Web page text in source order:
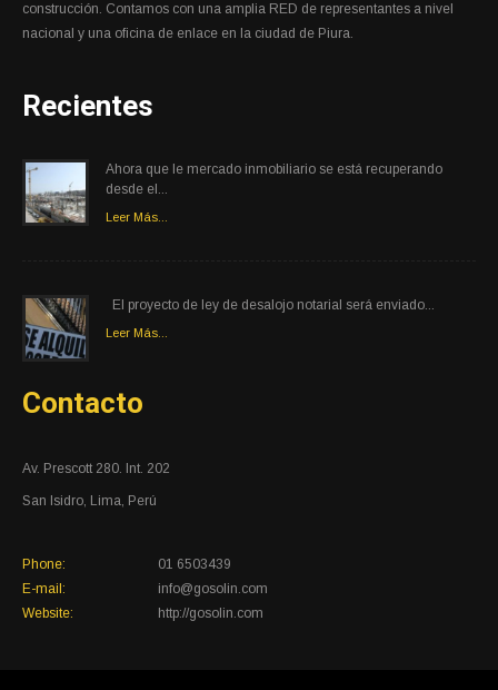
construcción. Contamos con una amplia RED de representantes a nivel
nacional y una oficina de enlace en la ciudad de Piura.
Recientes
Ahora que le mercado inmobiliario se está recuperando
desde el...
Leer Más...
El proyecto de ley de desalojo notarial será enviado...
Leer Más...
Contacto
Av. Prescott 280. Int. 202
San Isidro, Lima, Perú
Phone:
01 6503439
E-mail:
info@gosolin.com
Website:
http://gosolin.com